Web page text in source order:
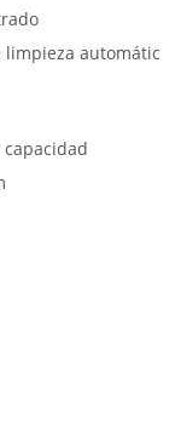
limpieza automátic